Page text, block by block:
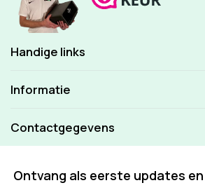
Handige links
Informatie
Contactgegevens
Ontvang als eerste updates